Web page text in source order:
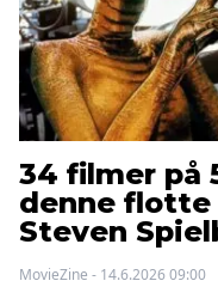
34 filmer på
denne
Steven
MovieZine - 14.6.2026 09:00